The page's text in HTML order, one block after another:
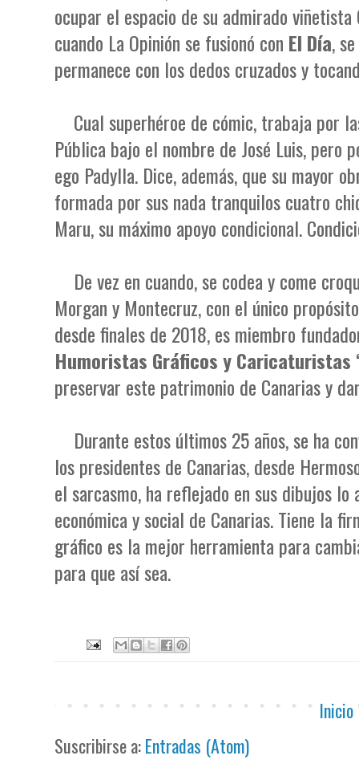
ocupar el espacio de su admirado
cuando La Opinión se fusionó con El Día,
permanece con los dedos cruzados y
Cual superhéroe de cómic, trabaja por
Pública bajo el nombre de José Luis,
ego Padylla. Dice, además, que su mayor
formada por sus nada tranquilos cuatro
Maru, su máximo apoyo condicional.
De vez en cuando, se codea y come
Morgan y Montecruz, con el único
desde finales de 2018, es miembro
Humoristas Gráficos y Caricaturistas
preservar este patrimonio de Canarias y
Durante estos últimos 25 años, se ha
los presidentes de Canarias, desde
el sarcasmo, ha reflejado en sus dibujos
económica y social de Canarias. Tiene la
gráfico es la mejor herramienta para
para que así sea.
Inicio
Suscribirse a:Entradas (Atom)